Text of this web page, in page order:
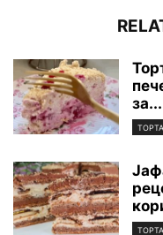
за...
ТОРТА
ТОРТА